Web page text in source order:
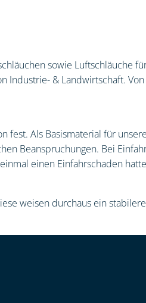
sowie Luftschläuche
Industrie- & Landwirtschaft.
Als Basismaterial für
Beanspruchungen. Bei
einen Einfahrschaden
weisen durchaus ein